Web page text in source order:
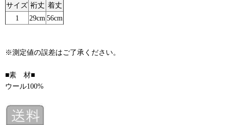
サイズ 裄丈 着丈
1
29cm 56cm
※測定値の誤差はご了承ください。
■素 材■
ウール100%